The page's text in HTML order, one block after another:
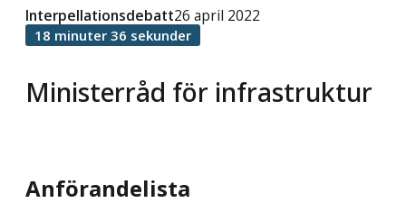
Ministerråd för infrastruktur
Interpellationsdebatt26 april 2022
18 minuter 36 sekunder
Anförandelista